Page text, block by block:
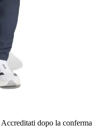
Accreditati dopo la conferma